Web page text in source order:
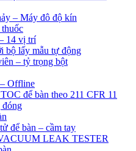
– Máy đô độ kín
14 vị trí
bộ lấy mẫu tự động
– tỷ trọng bột
Offline
để bàn theo 211 CFR 11
đóng
để bàn – cầm tay
LEAK TESTER